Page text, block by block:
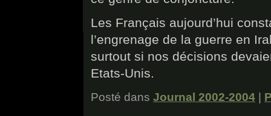
Les Français aujourd’hui
l’engrenage de la guerre en
surtout si nos décisions
Etats-Unis.
Posté dans Journal 2002-2004 |